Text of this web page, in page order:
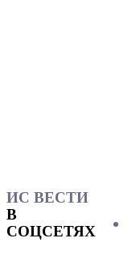
ИС ВЕСТИ
В
СОЦСЕТЯХ